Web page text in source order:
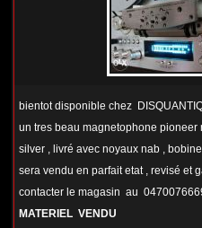
bientot disponible chez
un tres beau magnetophone pioneer
silver , livré avec noyaux nab ,
sera vendu en parfait etat , revisé et
contacter le magasin au
MATERIEL VENDU